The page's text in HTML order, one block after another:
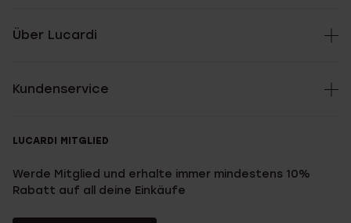
Über Lucardi
Kundenservice
LUCARDI MITGLIED
Werde Mitglied und erhalte immer mindestens 10%
Rabatt auf all deine Einkäufe